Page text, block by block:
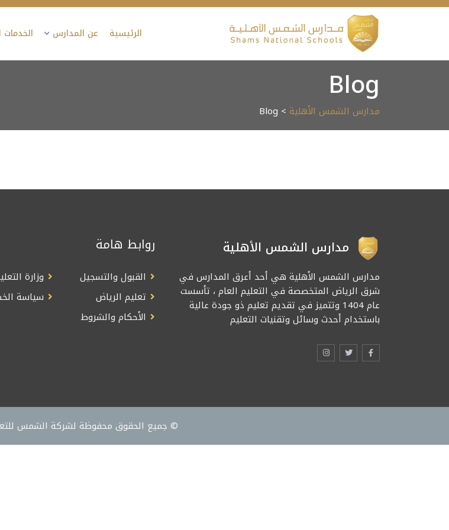
Skip
الرئيسية عن المدارس الخدمات
Blog
مدارس الشمس الأهلية > Blog
مدارس الشمس الأهلية
مدارس الشمس الأهلية هي أحد أعرق المدارس في
شرق الرياض المتخصصة في التعليم العام ، تأسست
عام 1404 وتتميز في تقديم تعليم ذو جودة عالية
باستخدام أحدث وسائل وتقنيات التعليم
روابط هامة
القبول والتسجيل
وزارة
تعليم الرياض
سياسة
الأحكام والشروط
© جميع الحقوق محفوظة لشركة الشمس للتعليم